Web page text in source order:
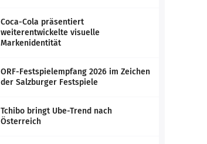
Coca-Cola präsentiert
weiterentwickelte visuelle
Markenidentität
ORF-Festspielempfang 2026 im Zeichen
der Salzburger Festspiele
Tchibo bringt Ube-Trend nach
Österreich